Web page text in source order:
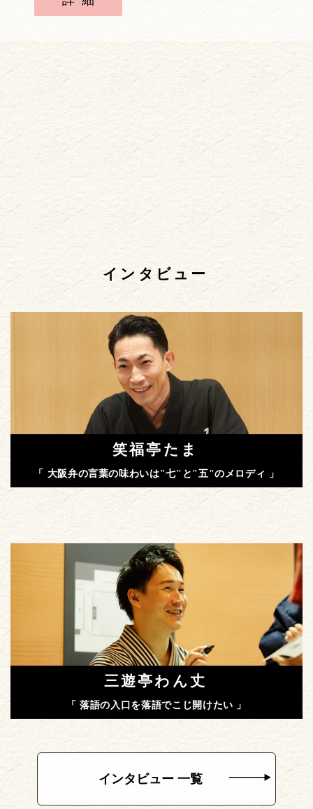
インタビュー
笑福亭たま
「 大阪弁の言葉の味わいは"七"と"五"のメロディ 」
三遊亭わん丈
「 落語の入口を落語でこじ開けたい 」
インタビュー 一覧